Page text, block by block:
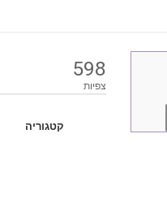
598
צפיות
קטגוריה